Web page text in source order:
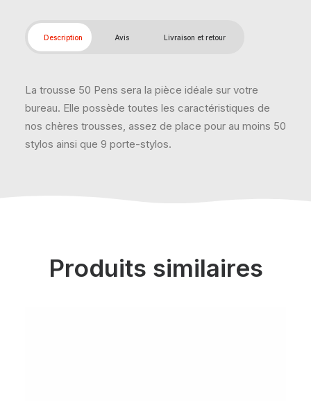
Description Avis Livraison et retour
La trousse 50 Pens sera la pièce idéale sur votre
bureau. Elle possède toutes les caractéristiques de
nos chères trousses, assez de place pour au moins 50
stylos ainsi que 9 porte-stylos.
Produits similaires